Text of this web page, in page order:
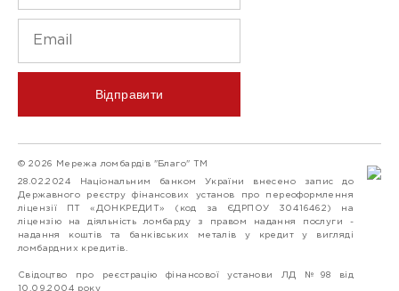
Відправити
© 2026 Мережа ломбардів "Благо" ТМ
28.02.2024 Національним банком України внесено запис до
Державного реєстру фінансових установ про переоформлення
ліцензії ПТ «ДОНКРЕДИТ» (код за ЄДРПОУ 30416462) на
ліцензію на діяльність ломбарду з правом надання послуги -
надання коштів та банківських металів у кредит у вигляді
ломбардних кредитів.
Свідоцтво про реєстрацію фінансової установи ЛД №98 від
10.09.2004 року